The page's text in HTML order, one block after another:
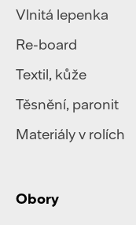
Vlnitá lepenka
Re-board
Textil, kůže
Těsnění, paronit
Materiály v rolích
Obory